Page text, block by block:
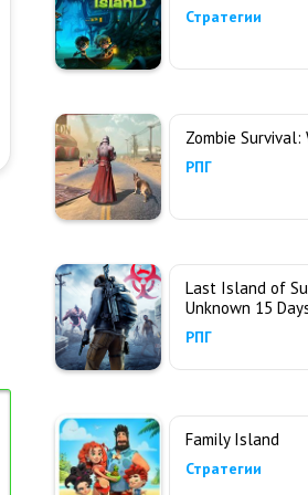
Стратегии
Zombie
РПГ
Last Island of
Unknown 15
РПГ
Family Island
Стратегии